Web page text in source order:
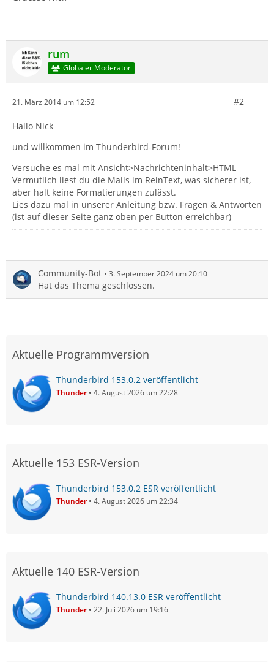
rum
Globaler Moderator
21. März 2014 um 12:52 #2
Hallo Nick
und willkommen im Thunderbird-Forum!
Versuche es mal mit Ansicht>Nachrichteninhalt>HTML
Vermutlich liest du die Mails im ReinText, was sicherer ist,
aber halt keine Formatierungen zulässt.
Lies dazu mal in unserer Anleitung bzw. Fragen & Antworten
(ist auf dieser Seite ganz oben per Button erreichbar)
Community-Bot 3. September 2024 um 20:10
Hat das Thema geschlossen.
Aktuelle Programmversion
Thunderbird 153.0.2 veröffentlicht
Thunder 4. August 2026 um 22:28
Aktuelle 153 ESR-Version
Thunderbird 153.0.2 ESR veröffentlicht
Thunder 4. August 2026 um 22:34
Aktuelle 140 ESR-Version
Thunderbird 140.13.0 ESR veröffentlicht
Thunder 22. Juli 2026 um 19:16